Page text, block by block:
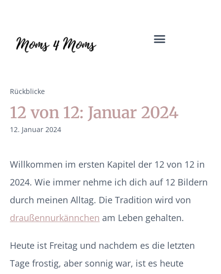
Rückblicke
12 von 12: Januar 2024
12. Januar 2024
Willkommen im ersten Kapitel der 12 von 12 in
2024. Wie immer nehme ich dich auf 12 Bildern
durch meinen Alltag. Die Tradition wird von
draußennurkännchen am Leben gehalten.
Heute ist Freitag und nachdem es die letzten
Tage frostig, aber sonnig war, ist es heute